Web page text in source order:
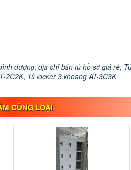
dương,địa chỉ bán tủ hồ sơ giá rẻ,
2C2K, Tủ locker 3 khoang AT-3C3K
CÙNG LOẠI